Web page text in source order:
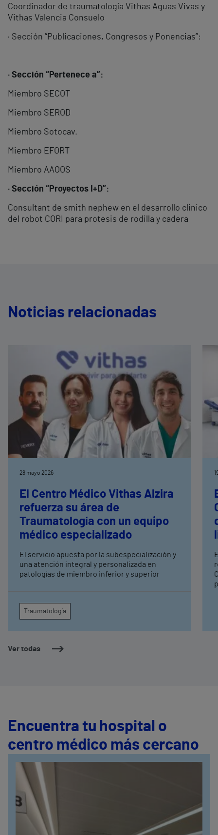
Coordinador de traumatología Vithas Aguas Vivas y
Vithas Valencia Consuelo
· Sección “Publicaciones, Congresos y Ponencias”:
· Sección “Pertenece a”:
Miembro SECOT
Miembro SEROD
Miembro Sotocav.
Miembro EFORT
Miembro AAOOS
· Sección “Proyectos I+D”:
Consultant de smith nephew en el desarrollo clinico
del robot CORI para protesis de rodilla y cadera
Noticias relacionadas
Ver todas
28 mayo 2026
El Centro Médico Vithas Alzira
refuerza su área de
Traumatología con un equipo
médico especializado
El servicio apuesta por la subespecialización y
una atención integral y personalizada en
patologías de miembro inferior y superior
Traumatología
Encuentra tu hospital o
centro médico más cercano